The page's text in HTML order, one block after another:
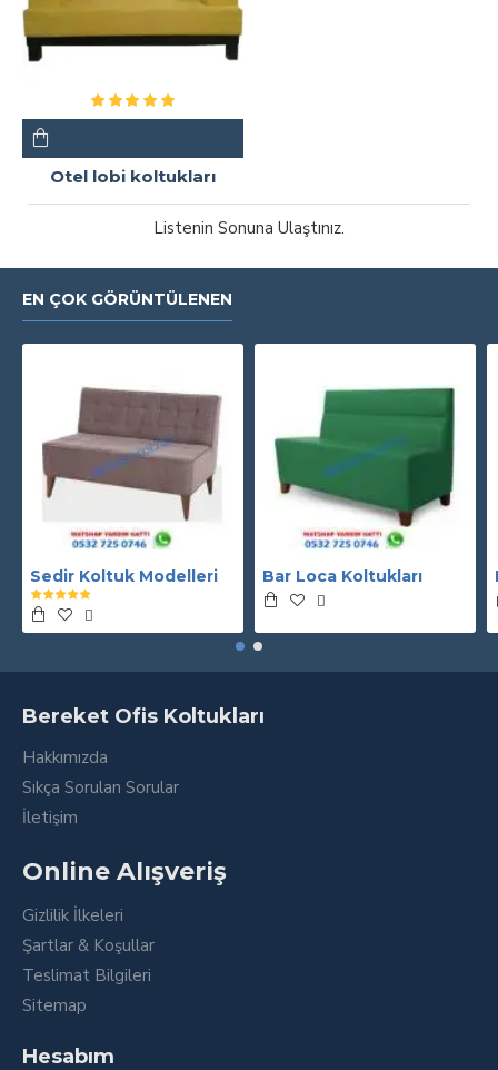
Otel lobi koltukları
Listenin Sonuna Ulaştınız.
EN ÇOK GÖRÜNTÜLENEN
Sedir Koltuk Modelleri Bar Loca Koltukları
Bereket Ofis Koltukları
Hakkımızda
Sıkça Sorulan Sorular
İletişim
Online Alışveriş
Gizlilik İlkeleri
Şartlar & Koşullar
Teslimat Bilgileri
Sitemap
Hesabım